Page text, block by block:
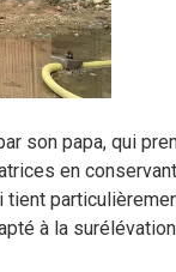
son papa, qui
en
tient
à la